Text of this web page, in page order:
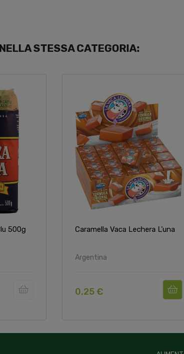
STESSA CATEGORIA:
500g Caramella Vaca Lechera L'una
Argentina
0,25 €